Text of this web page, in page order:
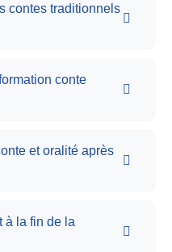
contes traditionnels
conte
et oralité après
à la fin de la